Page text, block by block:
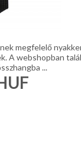
megfelelő
A webshopban
...